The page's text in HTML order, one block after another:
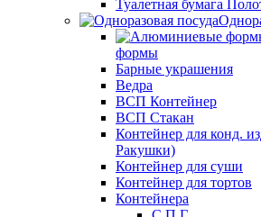
Туалетная бумага
формы
Барные украшения
Ведра
ВСП Контейнер
ВСП Стакан
Контейнер для конд.
Ракушки)
Контейнер для суши
Контейнер для тортов
Контейнера